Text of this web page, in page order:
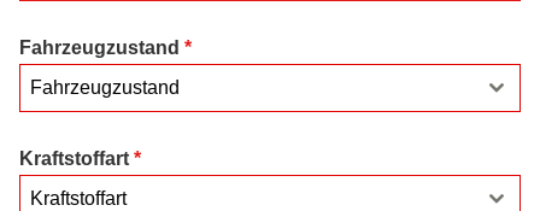
Fahrzeugzustand *
Fahrzeugzustand
Kraftstoffart *
Kraftstoffart